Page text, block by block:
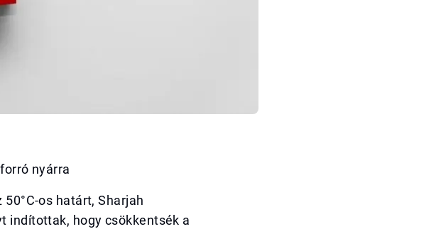
nyárra
os határt, Sharjah
indítottak, hogy csökkentsék a